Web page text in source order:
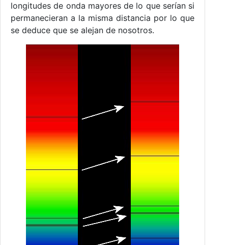
longitudes de onda mayores de lo que serían si
permanecieran a la misma distancia por lo que
se deduce que se alejan de nosotros.